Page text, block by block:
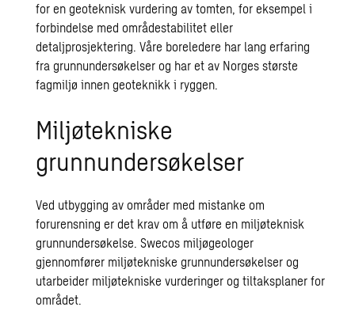
for en geoteknisk vurdering av tomten, for eksempel i
forbindelse med områdestabilitet eller
detaljprosjektering. Våre boreledere har lang erfaring
fra grunnundersøkelser og har et av Norges største
fagmiljø innen geoteknikk i ryggen.
Miljøtekniske
grunnundersøkelser
Ved utbygging av områder med mistanke om
forurensning er det krav om å utføre en miljøteknisk
grunnundersøkelse. Swecos miljøgeologer
gjennomfører miljøtekniske grunnundersøkelser og
utarbeider miljøtekniske vurderinger og tiltaksplaner for
området.